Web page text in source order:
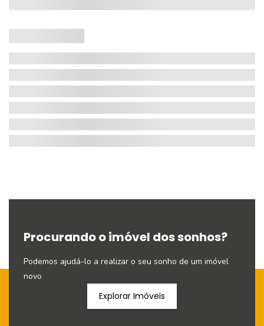
Procurando o imóvel dos sonhos?
Podemos ajudá-lo a realizar o seu sonho de um imóvel
novo
Explorar Imóveis